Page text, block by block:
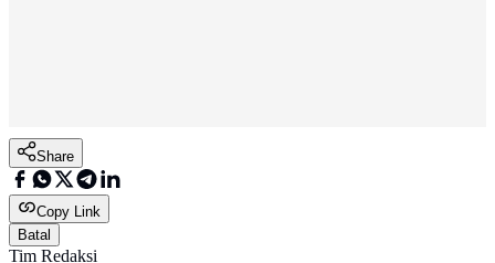
Share
Copy Link
Batal
Tim Redaksi